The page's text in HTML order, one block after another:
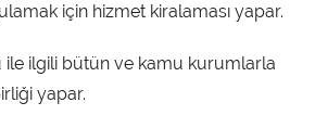
için hizmet kiralaması yapar.
ile ilgili bütün ve kamu kurumlarla
yapar.